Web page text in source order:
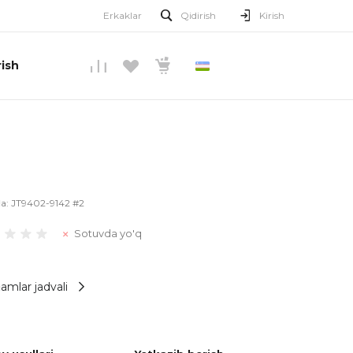
Erkaklar Qidirish Kirish
JT9402-9142 #2
Sotuvda yo'q
jadvali